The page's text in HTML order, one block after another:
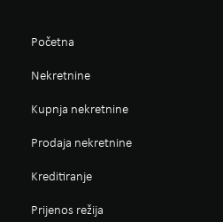
Početna
Nekretnine
Kupnja nekretnine
Prodaja nekretnine
Kreditiranje
Prijenos režija